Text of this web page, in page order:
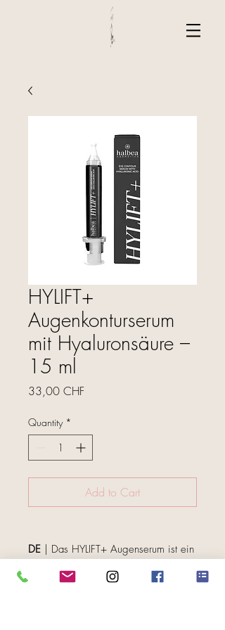
HYLIFT+
Augenkonturserum
mit Hyaluronsäure –
15 ml
33,00 CHFPrice
Quantity *
Add to Cart
DE | Das HYLIFT+ Augenserum ist ein
Schönheitsroutine, um sichtbare